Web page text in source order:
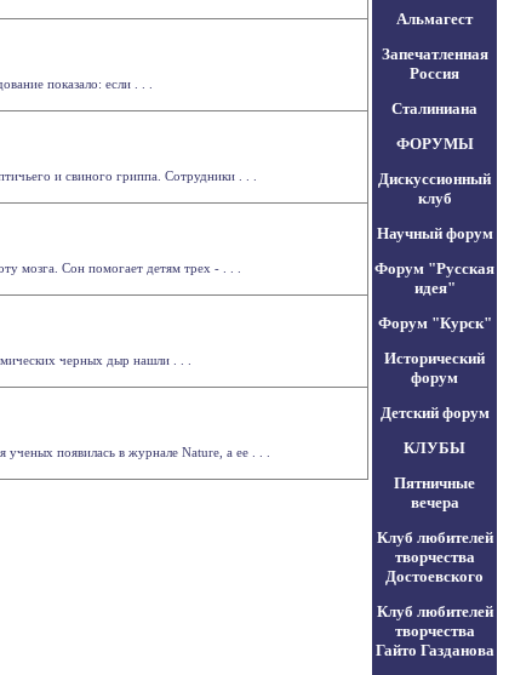
показало: если . . .
и свиного гриппа. Сотрудники . . .
мозга. Сон помогает детям трех - . . .
черных дыр нашли . . .
появилась в журнале Nature, а ее . . .
Альмагест
Запечатленная
Россия
Сталиниана
ФОРУМЫ
Дискуссионный
клуб
Научный форум
Форум "Русская
идея"
Форум "Курск"
Исторический
форум
Детский форум
КЛУБЫ
Пятничные
вечера
Клуб любителей
творчества
Достоевского
Клуб любителей
творчества
Гайто Газданова